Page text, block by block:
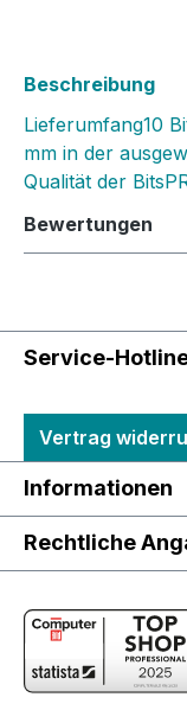
Beschreibung
Lieferumfang10
mm in der
Qualität der
Bewertungen
Service-
Vertrag
Informationen
Rechtliche